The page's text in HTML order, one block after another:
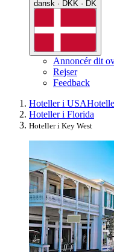
dansk · DKK · DK
Annoncér dit
Rejser
Feedback
Hoteller i USA
Hoteller i Florida
Hoteller i Key West